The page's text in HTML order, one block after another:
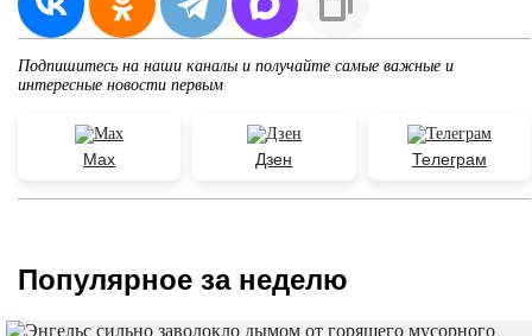
Подпишитесь на наши каналы и получайте самые важные и
интересные новости первым
Max Дзен Телеграм
Популярное за неделю